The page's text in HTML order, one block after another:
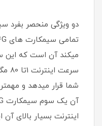
میکند آن است که این
شما قرار میدهد و
اینترنت بسیار بالای